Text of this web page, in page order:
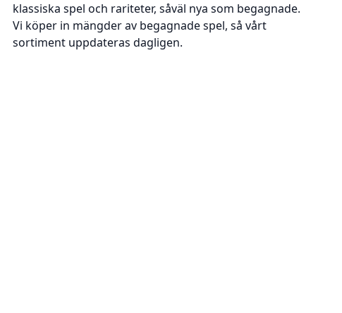
klassiska spel och rariteter, såväl nya som begagnade.
Vi köper in mängder av begagnade spel, så vårt
sortiment uppdateras dagligen.